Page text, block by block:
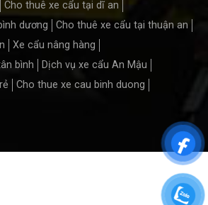
Cho thuê xe cẩu tại dĩ an
dương
Cho thuê xe cẩu tại thuận an
Xe cẩu nâng hàng
bình
Dịch vụ xe cẩu An Mậu
Cho thue xe cau binh duong